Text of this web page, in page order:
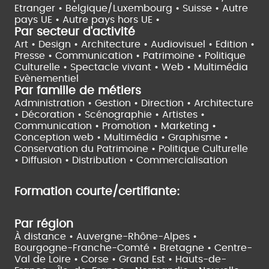
Etranger • Belgique/Luxembourg • Suisse • Autre
pays UE • Autre pays hors UE •
Par secteur d'activité
Art • Design • Architecture • Audiovisuel • Edition •
Presse • Communication • Patrimoine • Politique
Culturelle • Spectacle vivant • Web • Multimédia
Evènementiel
Par famille de métiers
Administration • Gestion • Direction • Architecture
• Décoration • Scénographie • Artistes •
Communication • Promotion • Marketing •
Conception web • Multimédia • Graphisme •
Conservation du Patrimoine • Politique Culturelle
• Diffusion • Distribution • Commercialisation
Formation courte/certifiante:
Par région
À distance • Auvergne-Rhône-Alpes •
Bourgogne-Franche-Comté • Bretagne • Centre-
Val de Loire • Corse • Grand Est • Hauts-de-